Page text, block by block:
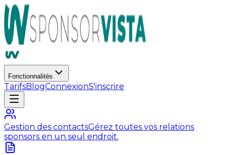
Fonctionnalités
TarifsBlogConnexionS'inscrire
Gestion des contactsGérez toutes vos relations
sponsors en un seul endroit.